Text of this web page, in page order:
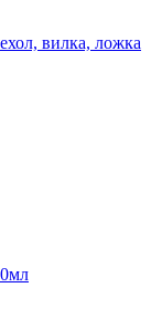
вилка, ложка